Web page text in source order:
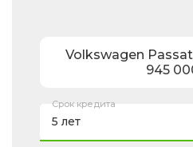
Volkswagen
945
Срок кредита